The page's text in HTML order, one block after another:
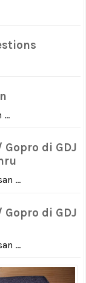
di GDJ
...
di GDJ
...